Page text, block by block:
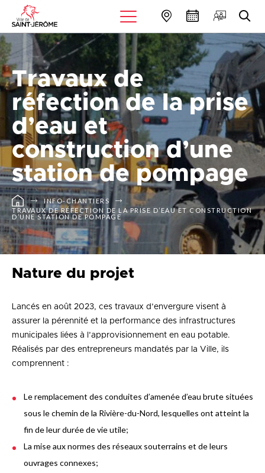
Travaux de
réfection de la prise
d’eau et
construction d’une
station de pompage
INFO-CHANTIERS
TRAVAUX DE RÉFECTION DE LA PRISE D’EAU ET CONSTRUCTION
D’UNE STATION DE POMPAGE
Nature du projet
Lancés en août 2023, ces travaux d’envergure visent à
assurer la pérennité et la performance des infrastructures
municipales liées à l’approvisionnement en eau potable.
Réalisés par des entrepreneurs mandatés par la Ville, ils
comprennent :
Le remplacement des conduites d’amenée d’eau brute situées
sous le chemin de la Rivière-du-Nord, lesquelles ont atteint la
fin de leur durée de vie utile;
La mise aux normes des réseaux souterrains et de leurs
ouvrages connexes;